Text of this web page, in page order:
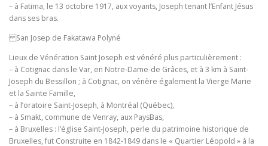
– à Fatima, le 13 octobre 1917, aux voyants, Joseph tenant l’Enfant Jésus
dans ses bras.
San Josep de Fakatawa Polyné
Lieux de Vénération Saint Joseph est vénéré plus particulièrement :
– à Cotignac dans le Var, en Notre-Dame-de Grâces, et à 3 km à Saint-
Joseph du Bessillon ; à Cotignac, on vénère également la Vierge Marie
et la Sainte Famille,
– à l’oratoire Saint-Joseph, à Montréal (Québec),
– à Smakt, commune de Venray, aux PaysBas,
– à Bruxelles : l’église Saint-Joseph, perle du patrimoine historique de
Bruxelles, fut Construite en 1842-1849 dans le « Quartier Léopold » à la